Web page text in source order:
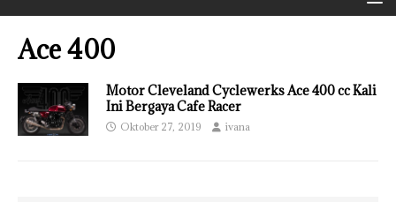
Ace 400
Motor Cleveland Cyclewerks Ace 400 cc Kali
Ini Bergaya Cafe Racer
Oktober 27, 2019 ivana